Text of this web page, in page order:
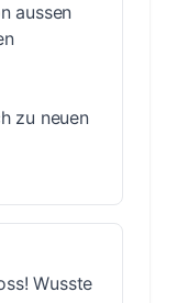
aussen
zu neuen
Wusste